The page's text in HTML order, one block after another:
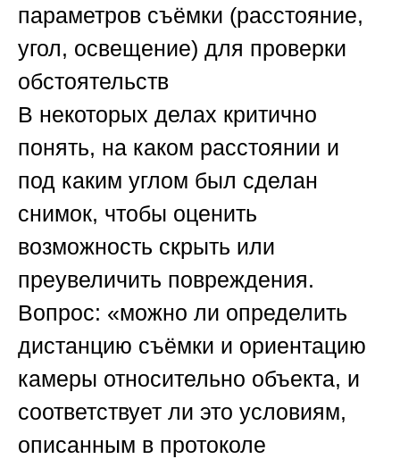
параметров съёмки (расстояние,
угол, освещение) для проверки
обстоятельств
В некоторых делах критично
понять, на каком расстоянии и
под каким углом был сделан
снимок, чтобы оценить
возможность скрыть или
преувеличить повреждения.
Вопрос: «можно ли определить
дистанцию съёмки и ориентацию
камеры относительно объекта, и
соответствует ли это условиям,
описанным в протоколе